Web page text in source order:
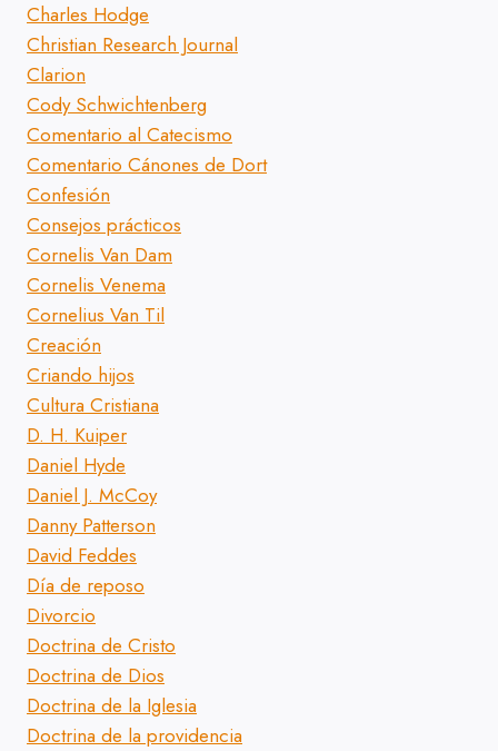
Charles Hodge
Christian Research Journal
Clarion
Cody Schwichtenberg
Comentario al Catecismo
Comentario Cánones de Dort
Confesión
Consejos prácticos
Cornelis Van Dam
Cornelis Venema
Cornelius Van Til
Creación
Criando hijos
Cultura Cristiana
D. H. Kuiper
Daniel Hyde
Daniel J. McCoy
Danny Patterson
David Feddes
Día de reposo
Divorcio
Doctrina de Cristo
Doctrina de Dios
Doctrina de la Iglesia
Doctrina de la providencia